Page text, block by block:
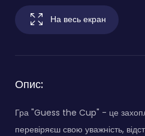
На весь екран
Опис:
Гра "Guess the Cup" - це
перевіряєш свою уважність,